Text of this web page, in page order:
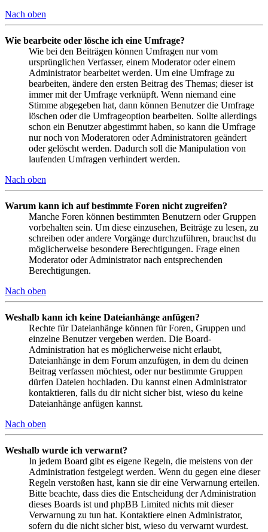
Nach oben
Wie bearbeite oder lösche ich eine Umfrage?
Wie bei den Beiträgen können Umfragen nur vom
ursprünglichen Verfasser, einem Moderator oder einem
Administrator bearbeitet werden. Um eine Umfrage zu
bearbeiten, ändere den ersten Beitrag des Themas; dieser ist
immer mit der Umfrage verknüpft. Wenn niemand eine
Stimme abgegeben hat, dann können Benutzer die Umfrage
löschen oder die Umfrageoption bearbeiten. Sollte allerdings
schon ein Benutzer abgestimmt haben, so kann die Umfrage
nur noch von Moderatoren oder Administratoren geändert
oder gelöscht werden. Dadurch soll die Manipulation von
laufenden Umfragen verhindert werden.
Nach oben
Warum kann ich auf bestimmte Foren nicht zugreifen?
Manche Foren können bestimmten Benutzern oder Gruppen
vorbehalten sein. Um diese einzusehen, Beiträge zu lesen, zu
schreiben oder andere Vorgänge durchzuführen, brauchst du
möglicherweise besondere Berechtigungen. Frage einen
Moderator oder Administrator nach entsprechenden
Berechtigungen.
Nach oben
Weshalb kann ich keine Dateianhänge anfügen?
Rechte für Dateianhänge können für Foren, Gruppen und
einzelne Benutzer vergeben werden. Die Board-
Administration hat es möglicherweise nicht erlaubt,
Dateianhänge in dem Forum anzufügen, in dem du deinen
Beitrag verfassen möchtest, oder nur bestimmte Gruppen
dürfen Dateien hochladen. Du kannst einen Administrator
kontaktieren, falls du dir nicht sicher bist, wieso du keine
Dateianhänge anfügen kannst.
Nach oben
Weshalb wurde ich verwarnt?
In jedem Board gibt es eigene Regeln, die meistens von der
Administration festgelegt werden. Wenn du gegen eine dieser
Regeln verstoßen hast, kann sie dir eine Verwarnung erteilen.
Bitte beachte, dass dies die Entscheidung der Administration
dieses Boards ist und phpBB Limited nichts mit dieser
Verwarnung zu tun hat. Kontaktiere einen Administrator,
sofern du die nicht sicher bist, wieso du verwarnt wurdest.